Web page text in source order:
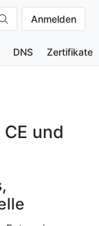
Anmelden
DNS Zertifikate
und